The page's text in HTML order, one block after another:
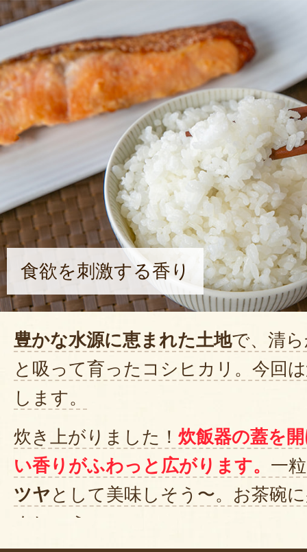
食欲を刺激する香り
豊かな水源に恵まれた土地で、清
と吸って育ったコシヒカリ。今回は
します。
炊き上がりました！ 炊飯器の蓋を
い香りがふわっと広がります。 一
ツヤとして美味しそう〜。お茶碗
ましょう。